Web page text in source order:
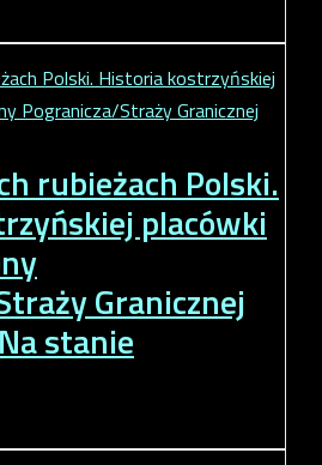
rubieżach Polski.
placówki
Granicznej
Na stanie